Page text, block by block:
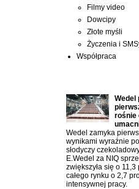
Filmy video
Dowcipy
Złote myśli
Życzenia i
Współpraca
Wedel
rośnie
Wedel zamyka
wynikami wyraźnie
słodyczy
E.Wedel za NIQ
zwiększyła się o
całego rynku o 2,7
intensywnej pracy.